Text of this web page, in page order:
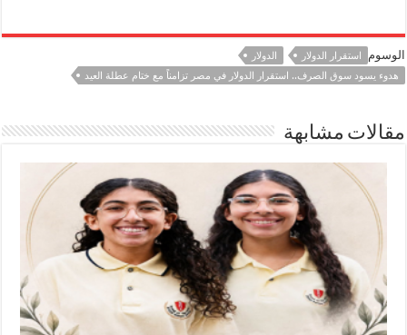
e
b
o
k
at
sA
p
er
es
k
e
n
se
n
er
الوسوم استقرار الدولار
الدولار
هدوء يسود سوق الصرف.. استقرار الدولار في مصر تزامناً مع ختام عطلة العيد
مقالات مشابهة